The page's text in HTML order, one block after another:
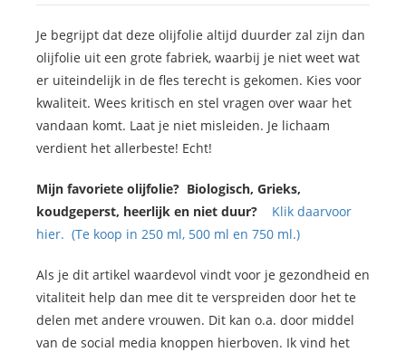
Je begrijpt dat deze olijfolie altijd duurder zal zijn dan
olijfolie uit een grote fabriek, waarbij je niet weet wat
er uiteindelijk in de fles terecht is gekomen. Kies voor
kwaliteit. Wees kritisch en stel vragen over waar het
vandaan komt. Laat je niet misleiden. Je lichaam
verdient het allerbeste! Echt!
Mijn favoriete olijfolie? Biologisch, Grieks,
koudgeperst, heerlijk en niet duur?
Klik daarvoor
hier. (Te koop in 250 ml, 500 ml en 750 ml.)
Als je dit artikel waardevol vindt voor je gezondheid en
vitaliteit help dan mee dit te verspreiden door het te
delen met andere vrouwen. Dit kan o.a. door middel
van de social media knoppen hierboven. Ik vind het